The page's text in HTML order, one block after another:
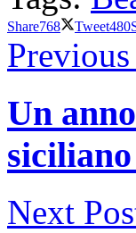
Share768 Tweet480
Un
Next